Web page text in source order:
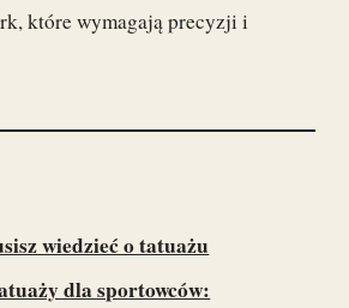
które wymagają precyzji i
wiedzieć o tatuażu
dla sportowców: